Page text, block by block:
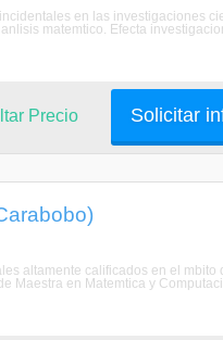
en las investigaciones
matemtico. Efecta
Solicitar
Precio
altamente calificados en el mbito
Maestra en Matemtica y